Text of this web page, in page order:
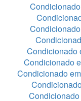
Condicionado
Condicionado
Condicionado